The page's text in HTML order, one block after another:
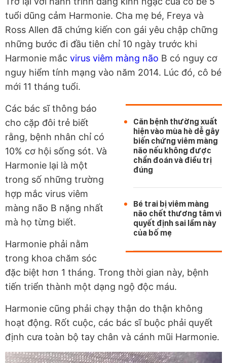
tuổi dũng cảm Harmonie. Cha mẹ bé, Freya và
Ross Allen đã chứng kiến con gái yêu chập chững
những bước đi đầu tiên chỉ 10 ngày trước khi
Harmonie mắc virus viêm màng não B có nguy cơ
nguy hiểm tính mạng vào năm 2014. Lúc đó, cô bé
mới 11 tháng tuổi.
Căn bệnh thường xuất
hiện vào mùa hè dễ gây
biến chứng viêm màng
não nếu không được
chẩn đoán và điều trị
đúng
Bé trai bị viêm màng
não chết thương tâm vì
quyết định sai lầm này
của bố mẹ
Các bác sĩ thông báo
cho cặp đôi trẻ biết
rằng, bệnh nhân chỉ có
10% cơ hội sống sót. Và
Harmonie lại là một
trong số những trường
hợp mắc virus viêm
màng não B nặng nhất
mà họ từng biết.
Harmonie phải nằm
trong khoa chăm sóc
đặc biệt hơn 1 tháng. Trong thời gian này, bệnh
tiến triển thành một dạng ngộ độc máu.
Harmonie cũng phải chạy thận do thận không
hoạt động. Rốt cuộc, các bác sĩ buộc phải quyết
định cưa toàn bộ tay chân và cánh mũi Harmonie.